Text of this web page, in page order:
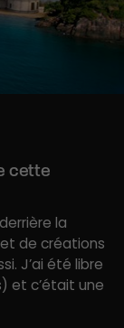
cette
la
de créations
J’ai été libre
et c’était une